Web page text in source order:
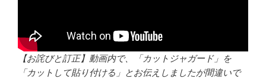
【お詫びと訂正】動画内で、「カットジャガード」を
「カットして貼り付ける」とお伝えしましたが間違いで